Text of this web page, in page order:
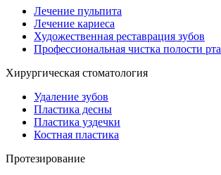
Лечение пульпита
Лечение кариеса
Художественная реставрация зубов
Профессиональная чистка полости рта
Хирургическая стоматология
Удаление зубов
Пластика десны
Пластика уздечки
Костная пластика
Протезирование